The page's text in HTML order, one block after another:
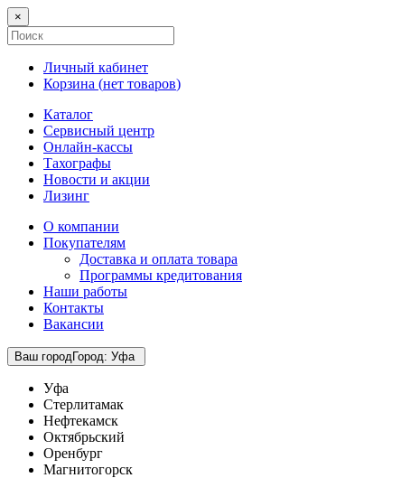
×
Личный кабинет
Корзина (нет товаров)
Каталог
Сервисный центр
Онлайн-кассы
Тахографы
Новости и акции
Лизинг
О компании
Покупателям
Доставка и оплата товара
Программы кредитования
Наши работы
Контакты
Вакансии
Ваш городГород: Уфа
Уфа
Стерлитамак
Нефтекамск
Октябрьский
Оренбург
Магнитогорск